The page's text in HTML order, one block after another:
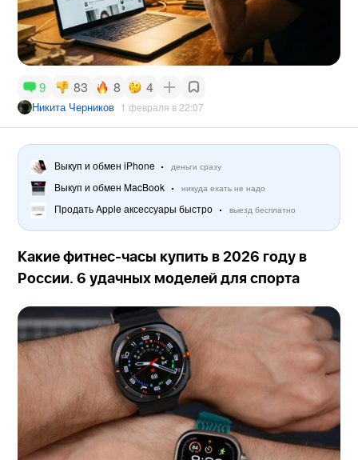
9 83 8 4
Никита Черников 1 февраля в 22:07
Выкуп и обмен iPhone деньги сразу
Выкуп и обмен MacBook никуда ехать не надо
Продать Apple аксессуары быстро выезд бесплатно
Какие фитнес-часы купить в 2026 году в
России. 6 удачных моделей для спорта